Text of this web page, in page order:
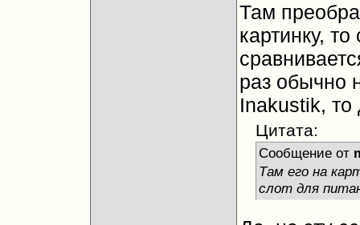
Там
картинку,
раз обычно
Inakustik, то
Цитата:
Сообщение от
Там его на
слот для